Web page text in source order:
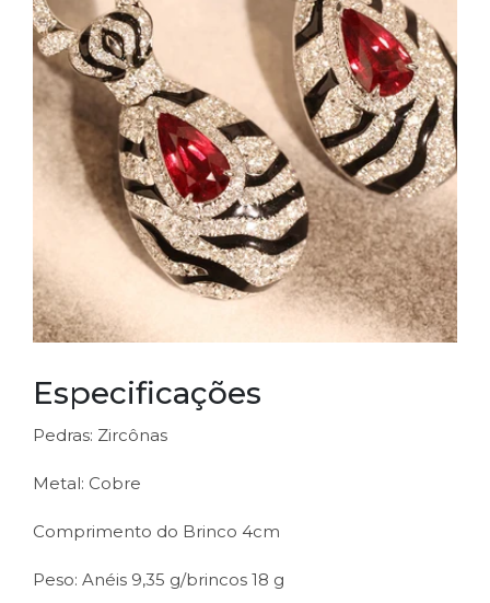
Especificações
Pedras: Zircônas
Metal: Cobre
Comprimento do Brinco 4cm
Peso: Anéis 9,35 g/brincos 18 g